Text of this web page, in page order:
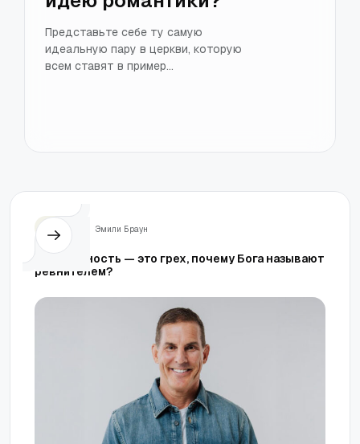
Представьте себе ту самую
идеальную пару в церкви, которую
всем ставят в пример...
Эмили Браун
Если ревность — это грех, почему Бога называют
ревнителем?